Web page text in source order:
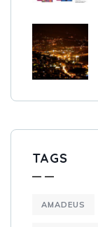
TAGS
AMADEUS